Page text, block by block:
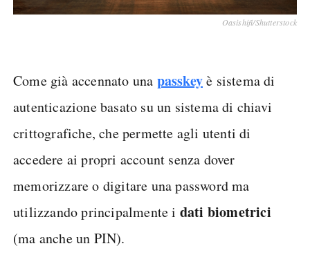
Oasishifi/Shutterstock
Come già accennato una passkeyè sistema di
autenticazione basato su un sistema di chiavi
crittografiche, che permette agli utenti di
accedere ai propri account senza dover
memorizzare o digitare una password ma
utilizzando principalmente i dati biometrici
(ma anche un PIN).